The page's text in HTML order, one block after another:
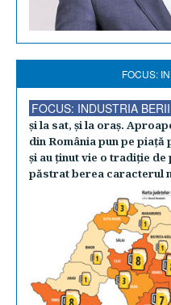
FOCUS:
FOCUS: INDUSTRIA BERII
şi la sat, şi la oraş.
din România pun pe piaţă
şi au ţinut vie o tradiţie de
păstrat berea caracterul